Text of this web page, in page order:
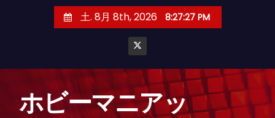
土. 8月 8th, 2026 8:27:28 PM
ホビーマニアッ